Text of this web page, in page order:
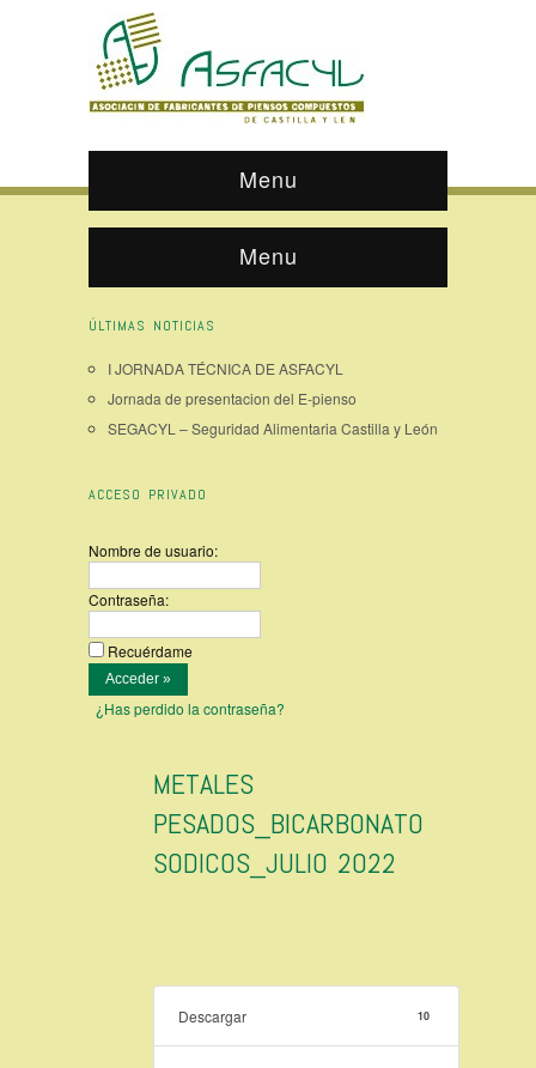
Menu
Menu
ÚLTIMAS NOTICIAS
I JORNADA TÉCNICA DE ASFACYL
Jornada de presentacion del E-pienso
SEGACYL – Seguridad Alimentaria Castilla y León
ACCESO PRIVADO
Nombre de usuario:
Contraseña:
Recuérdame
¿Has perdido la contraseña?
METALES
PESADOS_BICARBONATO
SODICOS_JULIO 2022
Descargar 10